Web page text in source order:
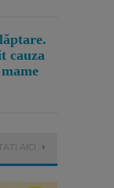
cauza
AICI